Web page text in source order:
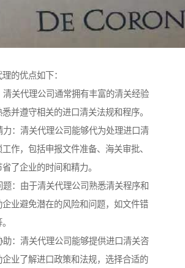
的优点如下：
清关代理公司通常拥有丰富的清关经验
并遵守相关的进口清关法规和程序。
力：清关代理公司能够代为处理进口清
作，包括申报文件准备、海关审批、
了企业的时间和精力。
题：由于清关代理公司熟悉清关程序和
业避免潜在的风险和问题，如文件错
助：清关代理公司能够提供进口清关咨
业了解进口政策和法规，选择合适的